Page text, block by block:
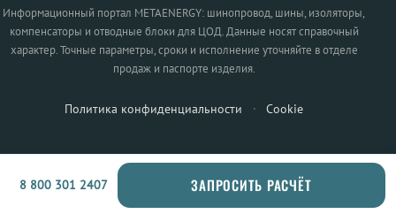
Информационный портал METAENERGY: шинопровод, шины, изоляторы,
компенсаторы и отводные блоки для ЦОД. Данные носят справочный
характер. Точные параметры, сроки и исполнение уточняйте в отделе
продаж и паспорте изделия.
Политика конфиденциальности · Cookie
8 800 301 2407 ЗАПРОСИТЬ РАСЧЁТ